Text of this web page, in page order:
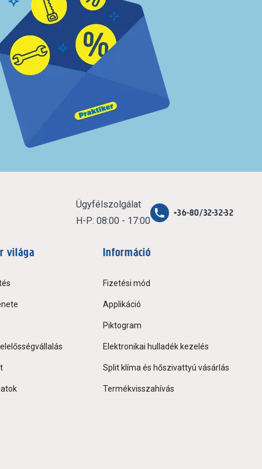
Ügyfélszolgálat
H-P: 08:00 - 17:00
+36-80/32-32-32
világa Információ
Fizetési mód
Applikáció
Piktogram
Elektronikai hulladék kezelés
Split klíma és hőszivattyú vásárlás
Termékvisszahívás